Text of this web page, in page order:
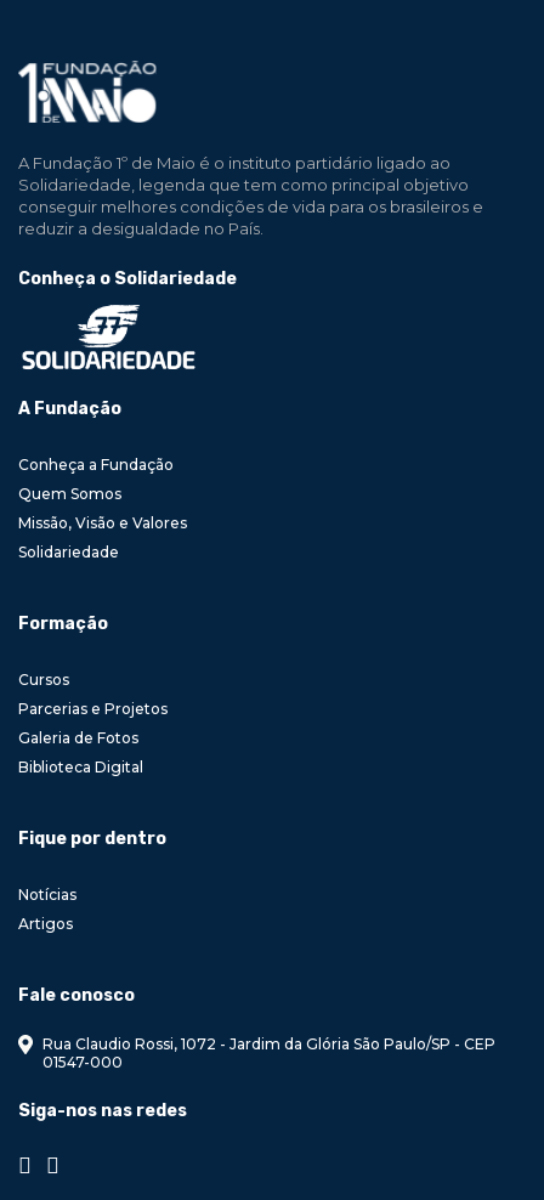
A Fundação 1º de Maio é o instituto partidário ligado ao
Solidariedade, legenda que tem como principal objetivo
conseguir melhores condições de vida para os brasileiros e
reduzir a desigualdade no País.
Conheça o Solidariedade
A Fundação
Conheça a Fundação
Quem Somos
Missão, Visão e Valores
Solidariedade
Formação
Cursos
Parcerias e Projetos
Galeria de Fotos
Biblioteca Digital
Fique por dentro
Notícias
Artigos
Fale conosco
Rua Claudio Rossi, 1072 - Jardim da Glória São Paulo/SP - CEP
01547-000
Siga-nos nas redes